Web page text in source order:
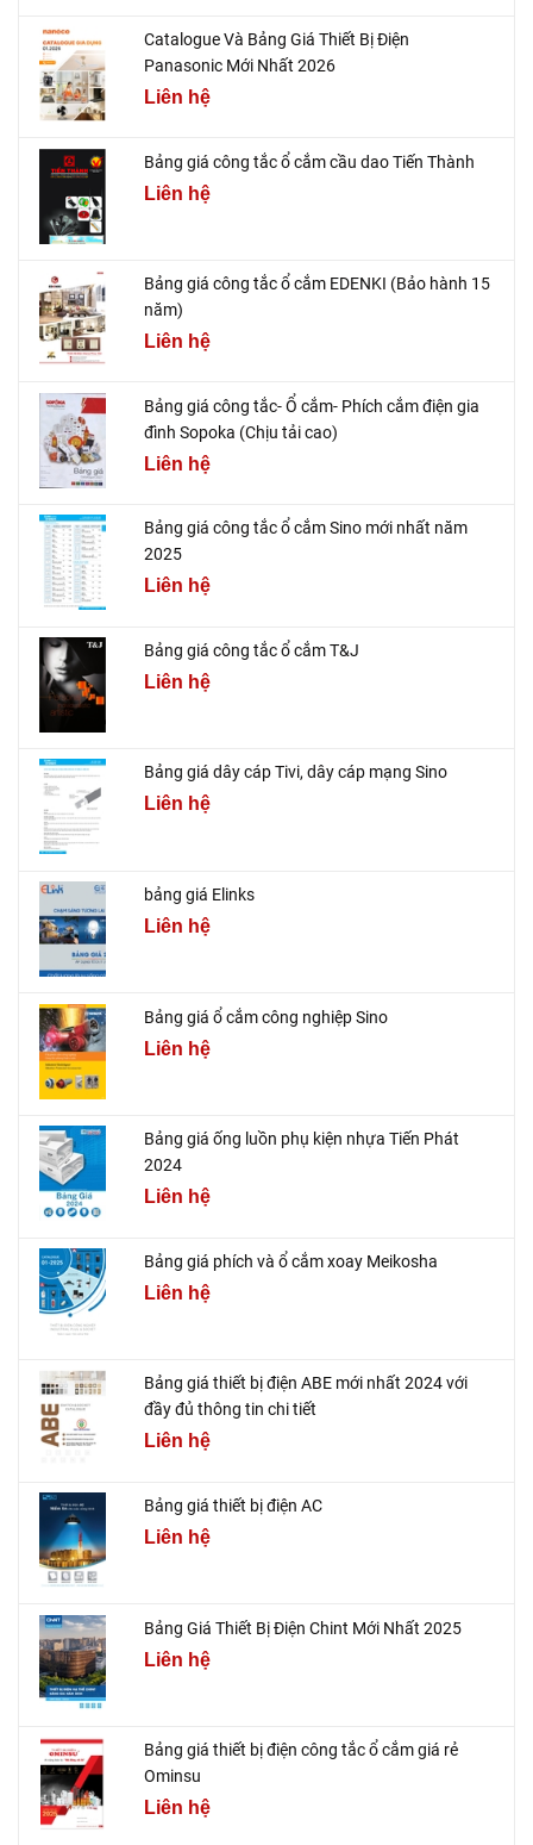
Catalogue Và Bảng Giá Thiết Bị Điện
Panasonic Mới Nhất 2026
Liên hệ
Bảng giá công tắc ổ cắm cầu dao Tiến Thành
Liên hệ
Bảng giá công tắc ổ cắm EDENKI (Bảo hành 15
năm)
Liên hệ
Bảng giá công tắc- Ổ cắm- Phích cắm điện gia
đình Sopoka (Chịu tải cao)
Liên hệ
Bảng giá công tắc ổ cắm Sino mới nhất năm
2025
Liên hệ
Bảng giá công tắc ổ cắm T&J
Liên hệ
Bảng giá dây cáp Tivi, dây cáp mạng Sino
Liên hệ
bảng giá Elinks
Liên hệ
Bảng giá ổ cắm công nghiệp Sino
Liên hệ
Bảng giá ống luồn phụ kiện nhựa Tiến Phát
2024
Liên hệ
Bảng giá phích và ổ cắm xoay Meikosha
Liên hệ
Bảng giá thiết bị điện ABE mới nhất 2024 với
đầy đủ thông tin chi tiết
Liên hệ
Bảng giá thiết bị điện AC
Liên hệ
Bảng Giá Thiết Bị Điện Chint Mới Nhất 2025
Liên hệ
Bảng giá thiết bị điện công tắc ổ cắm giá rẻ
Ominsu
Liên hệ